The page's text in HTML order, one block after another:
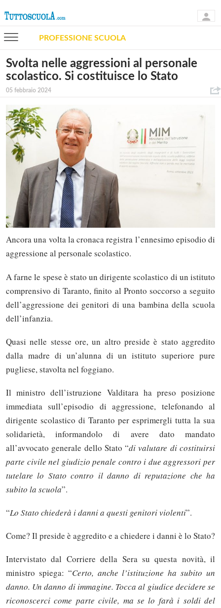
PROFESSIONE SCUOLA
Svolta nelle aggressioni al personale
scolastico. Si costituisce lo Stato
05 febbraio 2024
Ancora una volta la cronaca registra l’ennesimo episodio di
aggressione al personale scolastico.
A farne le spese è stato un dirigente scolastico di un istituto
comprensivo di Taranto, finito al Pronto soccorso a seguito
dell’aggressione dei genitori di una bambina della scuola
dell’infanzia.
Quasi nelle stesse ore, un altro preside è stato aggredito
dalla madre di un’alunna di un istituto superiore pure
pugliese, stavolta nel foggiano.
Il ministro dell’istruzione Valditara ha preso posizione
immediata sull’episodio di aggressione, telefonando al
dirigente scolastico di Taranto per esprimergli tutta la sua
solidarietà, informandolo di avere dato mandato
all’avvocato generale dello Stato “di valutare di costituirsi
parte civile nel giudizio penale contro i due aggressori per
tutelare lo Stato contro il danno di reputazione che ha
subito la scuola”.
“Lo Stato chiederà i danni a questi genitori violenti”.
Come? Il preside è aggredito e a chiedere i danni è lo Stato?
Intervistato dal Corriere della Sera su questa novità, il
ministro spiega: “Certo, anche l’istituzione ha subito un
danno. Un danno di immagine. Tocca al giudice decidere se
riconoscerci come parte civile, ma se lo farà i soldi del